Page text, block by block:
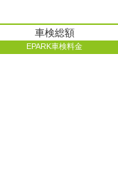
車検総額
EPARK車検料金